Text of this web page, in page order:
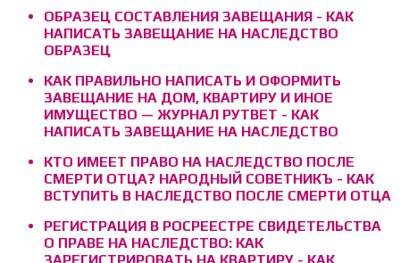
ОБРАЗЕЦ СОСТАВЛЕНИЯ ЗАВЕЩАНИЯ - КАК
НАПИСАТЬ ЗАВЕЩАНИЕ НА НАСЛЕДСТВО
ОБРАЗЕЦ
КАК ПРАВИЛЬНО НАПИСАТЬ И ОФОРМИТЬ
ЗАВЕЩАНИЕ НА ДОМ, КВАРТИРУ И ИНОЕ
ИМУЩЕСТВО — ЖУРНАЛ РУТВЕТ - КАК
НАПИСАТЬ ЗАВЕЩАНИЕ НА НАСЛЕДСТВО
КТО ИМЕЕТ ПРАВО НА НАСЛЕДСТВО ПОСЛЕ
СМЕРТИ ОТЦА? НАРОДНЫЙ СОВЕТНИКЪ - КАК
ВСТУПИТЬ В НАСЛЕДСТВО ПОСЛЕ СМЕРТИ ОТЦА
РЕГИСТРАЦИЯ В РОСРЕЕСТРЕ СВИДЕТЕЛЬСТВА
О ПРАВЕ НА НАСЛЕДСТВО: КАК